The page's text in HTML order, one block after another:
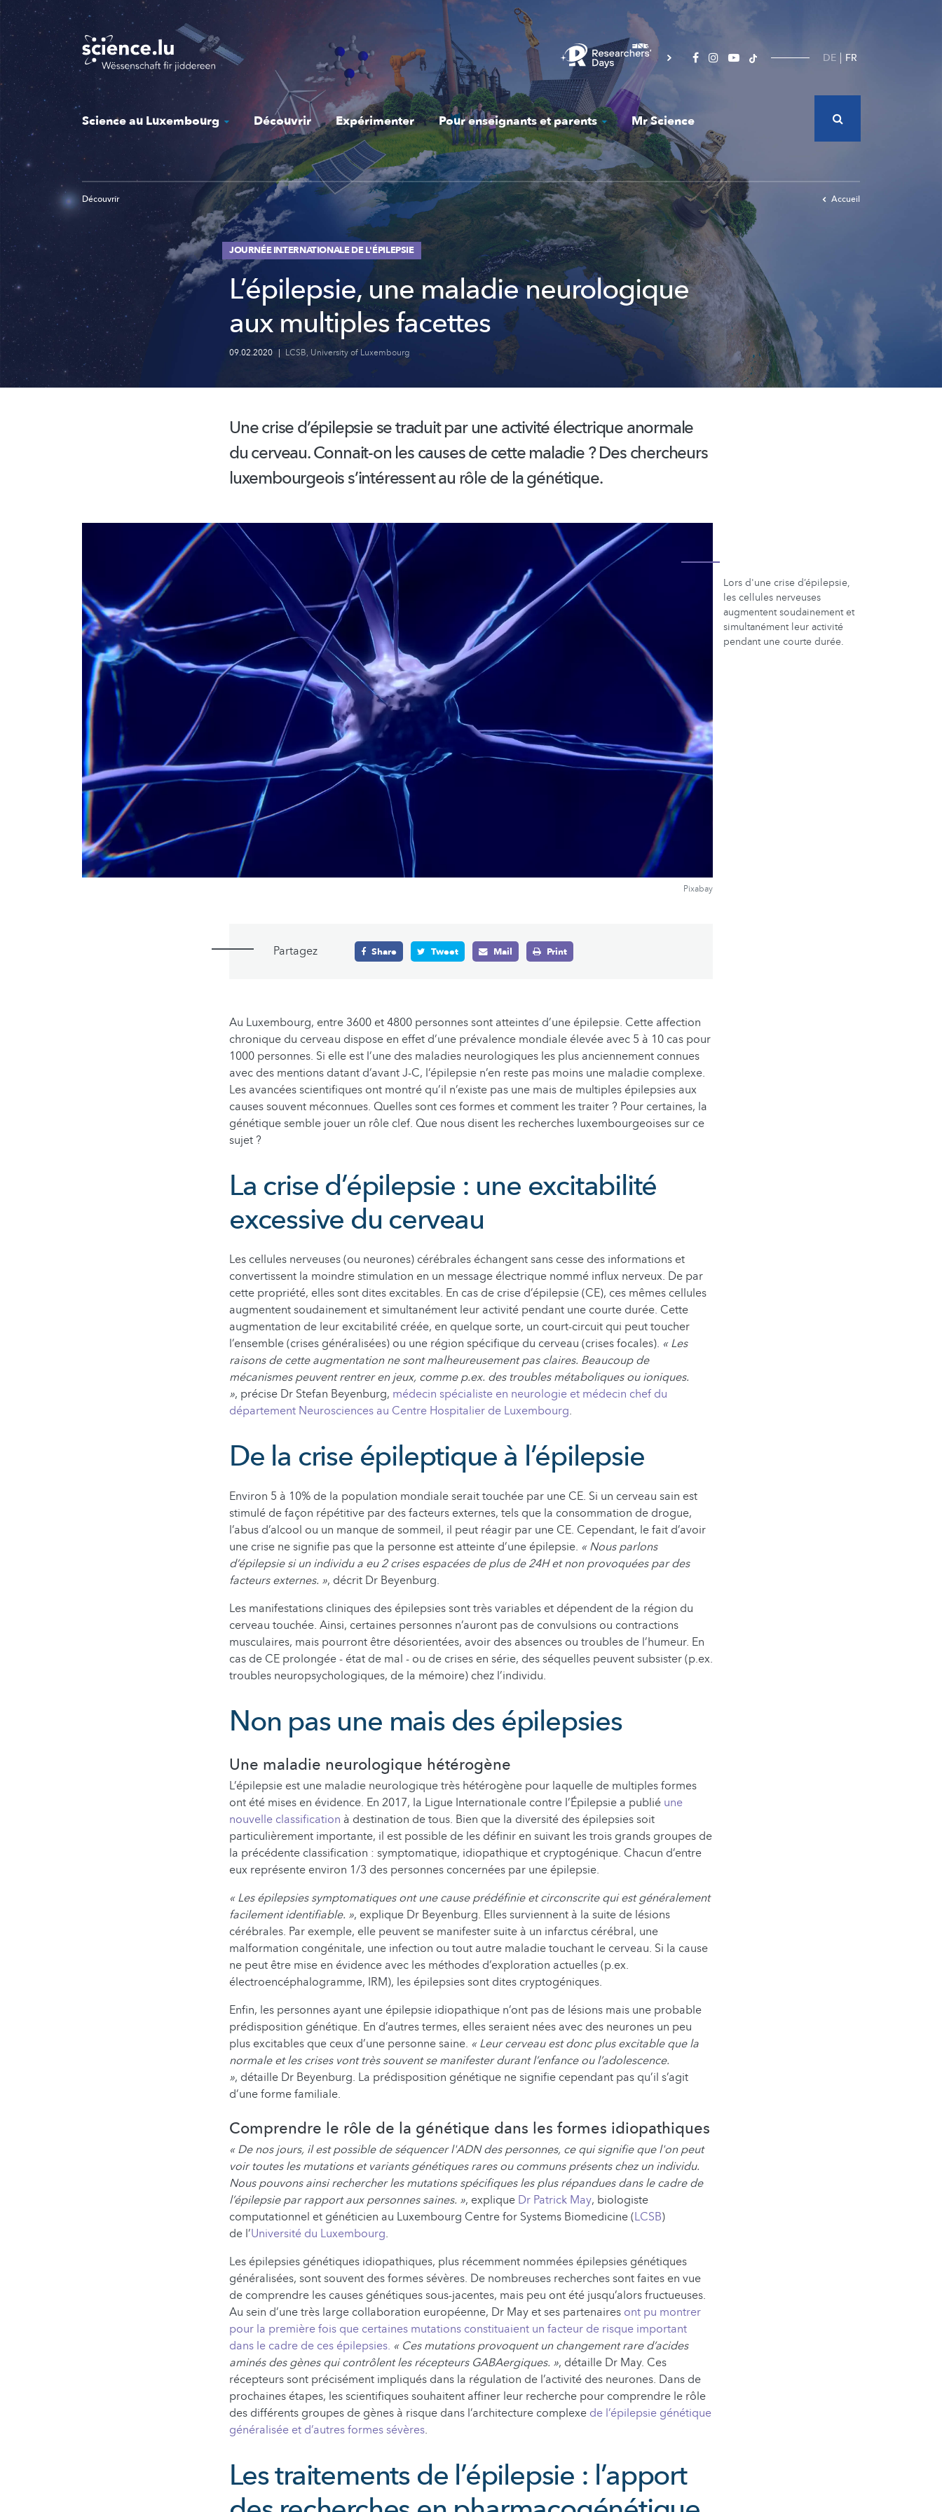
Skip
to
main
content
DE FR
Science au Luxembourg Découvrir Expérimenter Pour enseignants et parents Mr Science
Découvrir Accueil
JOURNÉE INTERNATIONALE DE L'ÉPILEPSIE
L’épilepsie, une maladie neurologique
aux multiples facettes
09.02.2020 | LCSB, University of Luxembourg
Une crised’épilepsiese traduit par une activité électrique anormale
du cerveau. Connait-on les causes de cette maladie ? Des chercheurs
luxembourgeoiss’intéressentau rôle de la génétique.
Pixabay
Lors d'une crise d’épilepsie,
les cellules nerveuses
augmentent soudainement et
simultanément leur activité
pendant une courte durée.
Partagez Share Tweet Mail Print
Au Luxembourg, entre 3600 et 4800 personnes sont atteintes d’une épilepsie. Cette affection
chronique du cerveau dispose en effet d’une prévalence mondiale élevée avec 5 à 10 cas pour
1000 personnes. Si elle est l’une des maladies neurologiques les plus anciennement connues
avec des mentions datant d’avant J-C, l’épilepsie n’en reste pas moins une maladie complexe.
Les avancées scientifiques ont montré qu’il n’existe pas une mais de multiples épilepsies aux
causes souvent méconnues. Quelles sont ces formes et comment les traiter ? Pour certaines, la
génétique semble jouer un rôle clef. Que nous disent les recherches luxembourgeoises sur ce
sujet ?
La crise d’épilepsie : une excitabilité
excessive du cerveau
Les cellules nerveuses (ou neurones) cérébrales échangent sans cesse des informations et
convertissent la moindre stimulation en un message électrique nommé influx nerveux. De par
cette propriété, elles sont dites excitables. En cas de crise d’épilepsie (CE), ces mêmes cellules
augmentent soudainement et simultanément leur activité pendant une courte durée. Cette
augmentation de leur excitabilité créée, en quelque sorte, un court-circuit qui peut toucher
l’ensemble (crises généralisées) ou une région spécifique du cerveau (crises focales). « Les
raisons de cette augmentation ne sont malheureusement pas claires. Beaucoup de
mécanismes peuvent rentrer en jeux, comme p.ex. des troubles métaboliques ou ioniques.
», précise Dr Stefan Beyenburg, médecin spécialiste en neurologie et médecin chef du
département Neurosciences au Centre Hospitalier de Luxembourg.
De la crise épileptique à l’épilepsie
Environ 5 à 10% de la population mondiale serait touchée par une CE. Si un cerveau sain est
stimulé de façon répétitive par des facteurs externes, tels que la consommation de drogue,
l’abus d’alcool ou un manque de sommeil, il peut réagir par une CE. Cependant, le fait d’avoir
une crise ne signifie pas que la personne est atteinte d’une épilepsie. « Nous parlons
d’épilepsie si un individu a eu 2 crises espacées de plus de 24H et non provoquées par des
facteurs externes. », décrit Dr Beyenburg.
Les manifestations cliniques des épilepsies sont très variables et dépendent de la région du
cerveau touchée. Ainsi, certaines personnes n’auront pas de convulsions ou contractions
musculaires, mais pourront être désorientées, avoir des absences ou troubles de l’humeur. En
cas de CE prolongée - état de mal - ou de crises en série, des séquelles peuvent subsister (p.ex.
troubles neuropsychologiques, de la mémoire) chez l’individu.
Non pas une mais des épilepsies
Une maladie neurologique hétérogène
L’épilepsie est une maladie neurologique très hétérogène pour laquelle de multiples formes
ont été mises en évidence. En 2017, la Ligue Internationale contre l’Épilepsie a publié une
nouvelle classification à destination de tous. Bien que la diversité des épilepsies soit
particulièrement importante, il est possible de les définir en suivant les trois grands groupes de
la précédente classification : symptomatique, idiopathique et cryptogénique. Chacun d’entre
eux représente environ 1/3 des personnes concernées par une épilepsie.
« Les épilepsies symptomatiques ont une cause prédéfinie et circonscrite qui est généralement
facilement identifiable. », explique Dr Beyenburg. Elles surviennent à la suite de lésions
cérébrales. Par exemple, elle peuvent se manifester suite à un infarctus cérébral, une
malformation congénitale, une infection ou tout autre maladie touchant le cerveau. Si la cause
ne peut être mise en évidence avec les méthodes d’exploration actuelles (p.ex.
électroencéphalogramme, IRM), les épilepsies sont dites cryptogéniques.
Enfin, les personnes ayant une épilepsie idiopathique n’ont pas de lésions mais une probable
prédisposition génétique. En d’autres termes, elles seraient nées avec des neurones un peu
plus excitables que ceux d’une personne saine. « Leur cerveau est donc plus excitable que la
normale et les crises vont très souvent se manifester durant l’enfance ou l’adolescence.
», détaille Dr Beyenburg. La prédisposition génétique ne signifie cependant pas qu’il s’agit
d’une forme familiale.
Comprendre le rôle de la génétique dans les formes idiopathiques
« De nos jours, il est possible de séquencer l'ADN des personnes, ce qui signifie que l'on peut
voir toutes les mutations et variants génétiques rares ou communs présents chez un individu.
Nous pouvons ainsi rechercher les mutations spécifiques les plus répandues dans le cadre de
l’épilepsie par rapport aux personnes saines. », explique Dr Patrick May, biologiste
computationnel et généticien au Luxembourg Centre for Systems Biomedicine (LCSB)
de l’Université du Luxembourg.
Les épilepsies génétiques idiopathiques, plus récemment nommées épilepsies génétiques
généralisées, sont souvent des formes sévères. De nombreuses recherches sont faites en vue
de comprendre les causes génétiques sous-jacentes, mais peu ont été jusqu’alors fructueuses.
Au sein d’une très large collaboration européenne, Dr May et ses partenaires ont pu montrer
pour la première fois que certaines mutations constituaient un facteur de risque important
dans le cadre de ces épilepsies. « Ces mutations provoquent un changement rare d’acides
aminés des gènes qui contrôlent les récepteurs GABAergiques. », détaille Dr May. Ces
récepteurs sont précisément impliqués dans la régulation de l’activité des neurones. Dans de
prochaines étapes, les scientifiques souhaitent affiner leur recherche pour comprendre le rôle
des différents groupes de gènes à risque dans l’architecture complexe de l’épilepsie génétique
généralisée et d’autres formes sévères.
Les traitements de l’épilepsie : l’apport